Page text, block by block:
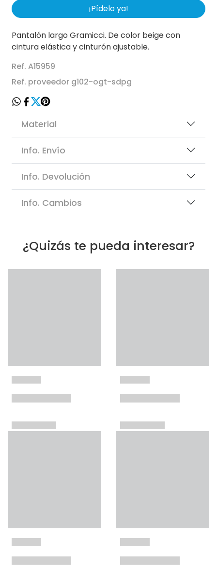
¡Pídelo ya!
Pantalón largo Gramicci. De color beige con
cintura elástica y cinturón ajustable.
Ref. A15959
Ref. proveedor g102-ogt-sdpg
Material
Info. Envío
Info. Devolución
Info. Cambios
¿Quizás te pueda interesar?